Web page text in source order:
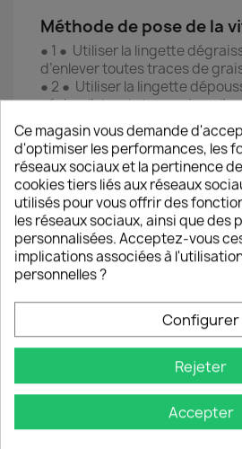
Méthode de pose de la
● 1 ● Utiliser la lingette
d’enlever toutes traces de
● 2 ● Utiliser la lingette
sécher l’alcool et supprimer
poussières sur l’écran
● 3 ● Utiliser l’autocollant
retirer d’éventuelles
essayant de l’appliquer sur
l’écran (coller/décoller
● 4 ● Prendre la vitre de
plastique provisoire en tirant
l’autocollant en haut à droite
● 5 ● Poser avec précision la
sur l’écran du Smartphone en
bords du téléphone (à réaliser
ôter le film pour éviter tout
● 6 ● Une fois la vitre
l'ensemble du cadre de la vitre
colle de parfaitement adhérer.
● 7 ● Ne pas solliciter la
minutes pour permettre à la
Ce magasin vous demande
d'optimiser les performances, les
réseaux sociaux et la pertinence
cookies tiers liés aux réseaux
utilisés pour vous offrir des
les réseaux sociaux, ainsi que des
personnalisées. Acceptez-vous
implications associées à
personnelles ?
Configurer
Rejeter
Accepter